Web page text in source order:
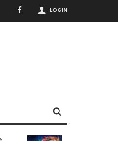
LOGIN